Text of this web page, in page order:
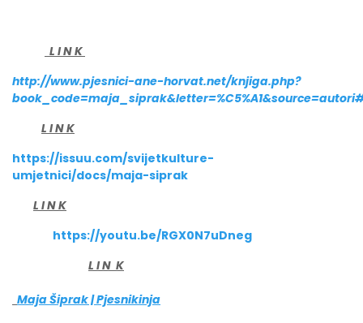
L I N K
http://www.pjesnici-ane-horvat.net/knjiga.php?
L I N K
https://issuu.com/svijetkulture-
umjetnici/docs/maja-siprak
L I N K
https://youtu.be/RGX0N7uDneg
L I N K
Maja Šiprak | Pjesnikinja